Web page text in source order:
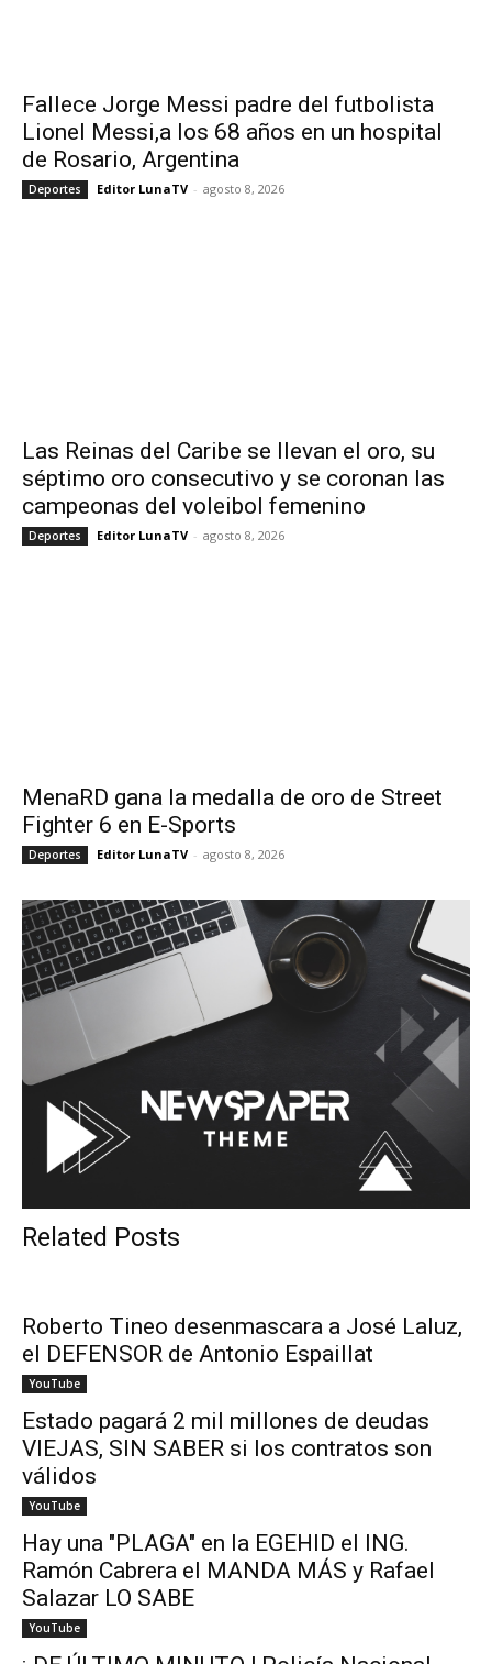
Fallece Jorge Messi padre del futbolista
Lionel Messi,a los 68 años en un hospital
de Rosario, Argentina
Deportes Editor LunaTV - agosto 8, 2026
Las Reinas del Caribe se llevan el oro, su
séptimo oro consecutivo y se coronan las
campeonas del voleibol femenino
Deportes Editor LunaTV - agosto 8, 2026
MenaRD gana la medalla de oro de Street
Fighter 6 en E-Sports
Deportes Editor LunaTV - agosto 8, 2026
Related Posts
Roberto Tineo desenmascara a José Laluz,
el DEFENSOR de Antonio Espaillat
YouTube
Estado pagará 2 mil millones de deudas
VIEJAS, SIN SABER si los contratos son
válidos
YouTube
Hay una "PLAGA" en la EGEHID el ING.
Ramón Cabrera el MANDA MÁS y Rafael
Salazar LO SABE
YouTube